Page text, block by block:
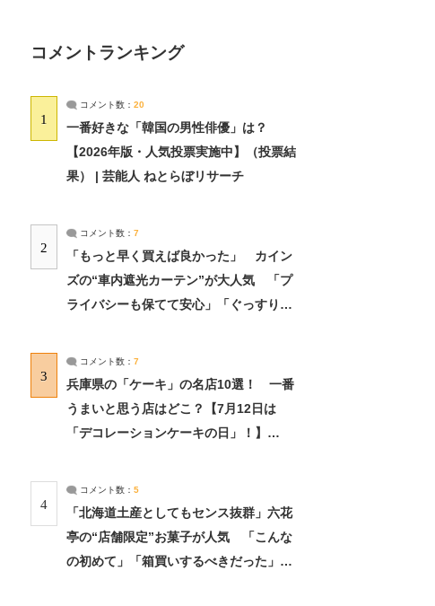
コメントランキング
1
コメント数： 20
一番好きな「韓国の男性俳優」は？
【2026年版・人気投票実施中】（投票結
果） | 芸能人 ねとらぼリサーチ
2
コメント数： 7
「もっと早く買えば良かった」 カイン
ズの“車内遮光カーテン”が大人気 「プ
ライバシーも保てて安心」「ぐっすり眠
3
コメント数： 7
兵庫県の「ケーキ」の名店10選！ 一番
うまいと思う店はどこ？【7月12日は
「デコレーションケーキの日」！】
4
コメント数： 5
「北海道土産としてもセンス抜群」六花
亭の“店舗限定”お菓子が人気 「こんな
の初めて」「箱買いするべきだった」